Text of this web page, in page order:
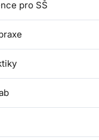
pro SŠ